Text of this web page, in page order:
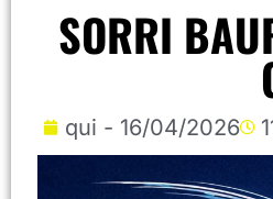
SORRI
qui - 16/04/2026